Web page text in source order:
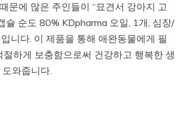
문에 많은 주인들이 “묘견서 강아지 고
슐 순도 80% KDpharma 오일, 1개, 심장/
니다. 이 제품을 통해 애완동물에게 필
하게 보충함으로써 건강하고 행복한 생
와줍니다.